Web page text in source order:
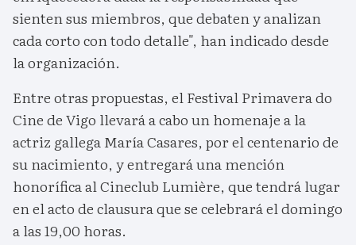
sienten sus miembros, que debaten y analizan
cada corto con todo detalle", han indicado desde
la organización.
Entre otras propuestas, el Festival Primavera do
Cine de Vigo llevará a cabo un homenaje a la
actriz gallega María Casares, por el centenario de
su nacimiento, y entregará una mención
honorífica al Cineclub Lumière, que tendrá lugar
en el acto de clausura que se celebrará el domingo
a las 19,00 horas.